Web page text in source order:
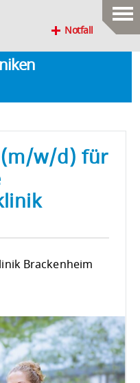
Notfall
w/d) für
Brackenheim